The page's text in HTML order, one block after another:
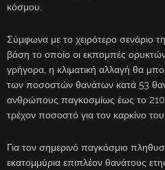
κόσμου.
Σύμφωνα με το χειρότερο σενάριο
βάση το οποίο οι εκπομπές
γρήγορα, η κλιματική αλλαγή θα
των ποσοστών θανάτων κατά 53
ανθρώπους παγκοσμίως έως το
τρέχον ποσοστό για τον καρκίνο
Για τον σημερινό παγκόσμιο
εκατομμύρια επιπλέον θανάτους